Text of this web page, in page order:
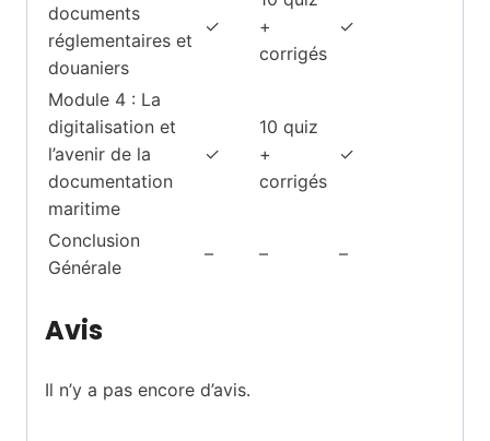
documents
réglementaires et
douaniers
✓
+
corrigés
✓
Module 4 : La
digitalisation et
l’avenir de la
documentation
maritime
✓
10 quiz
+
corrigés
✓
Conclusion
Générale
– – –
Avis
Il n’y a pas encore d’avis.